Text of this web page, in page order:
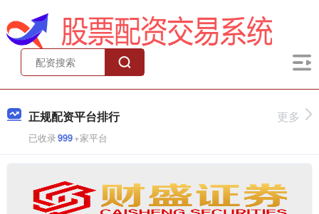
正规配资平台排行
已收录999+家平台
更多